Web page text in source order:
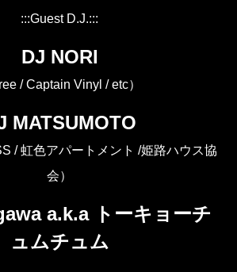
:::Guest D.J.:::
DJ NORI
/ Captain Vinyl / etc）
MATSUMOTO
/ 虹色アパートメント /姫路ハウス協
会）
a.k.a トーキョーチ
ュムチュム